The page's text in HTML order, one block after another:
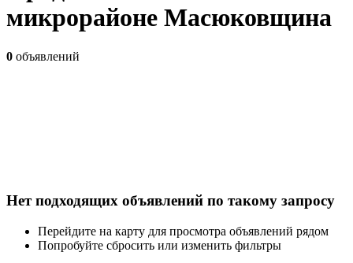
микрорайоне Масюковщина
0 объявлений
Нет подходящих объявлений по такому запросу
Перейдите на карту для просмотра объявлений рядом
Попробуйте сбросить или изменить фильтры